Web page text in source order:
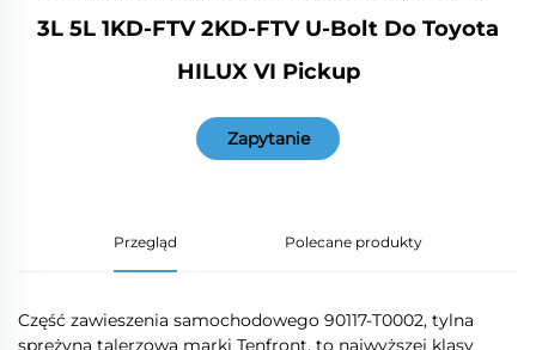
3L 5L 1KD-FTV 2KD-FTV U-Bolt Do Toyota
HILUX VI Pickup
Zapytanie
Przegląd Polecane produkty
Część zawieszenia samochodowego 90117-T0002, tylna
sprężyna talerzowa marki Tenfront, to najwyższej klasy